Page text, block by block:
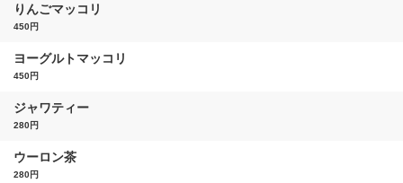
りんごマッコリ
450円
ヨーグルトマッコリ
450円
ジャワティー
280円
ウーロン茶
280円